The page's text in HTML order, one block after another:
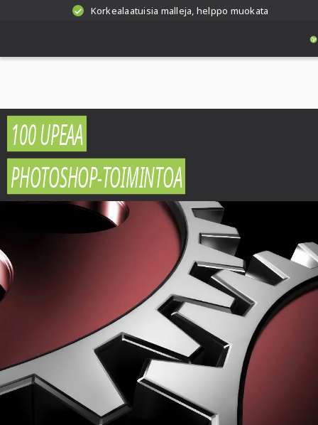
Korkealaatuisia malleja, helppo muokata
100 UPEAA
PHOTOSHOP-TOIMINTOA